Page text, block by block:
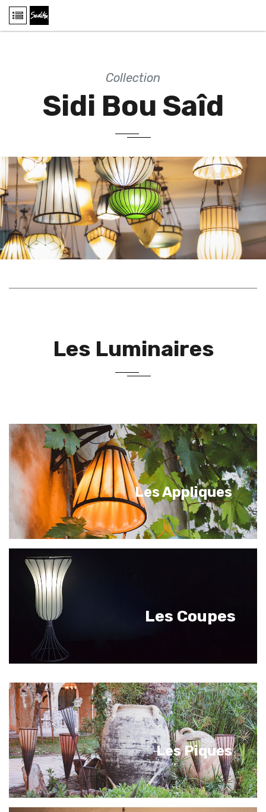
Collection
Sidi Bou Saîd
Les Luminaires
Les Appliques
Les Coupes
Les Piques